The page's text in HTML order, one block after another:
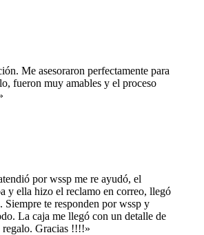
Me asesoraron perfectamente para
fueron muy amables y el proceso
por wssp me re ayudó, el
y ella hizo el reclamo en correo, llegó
Siempre te responden por wssp y
La caja me llegó con un detalle de
regalo. Gracias !!!!»